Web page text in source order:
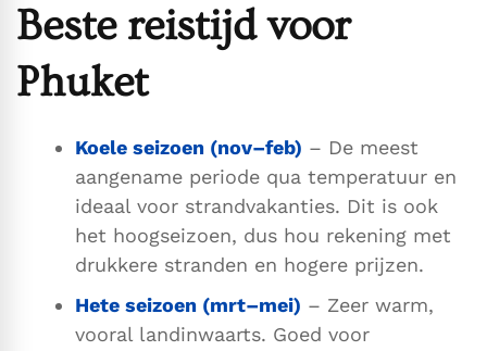
Beste reistijd voor
Phuket
Koele seizoen (nov–feb) – De meest
aangename periode qua temperatuur en
ideaal voor strandvakanties. Dit is ook
het hoogseizoen, dus hou rekening met
drukkere stranden en hogere prijzen.
Hete seizoen (mrt–mei) – Zeer warm,
vooral landinwaarts. Goed voor